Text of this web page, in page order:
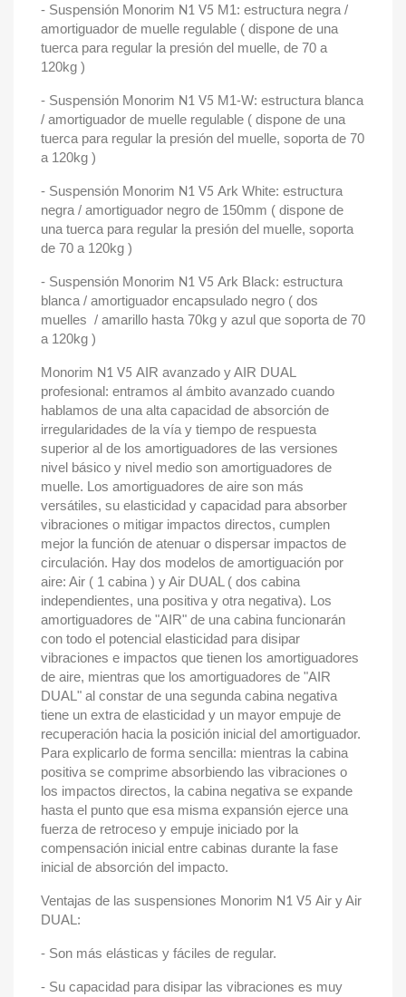
- Suspensión Monorim N1 V5 M1: estructura negra /
amortiguador de muelle regulable ( dispone de una
tuerca para regular la presión del muelle, de 70 a
120kg )
- Suspensión Monorim N1 V5 M1-W: estructura blanca
/ amortiguador de muelle regulable ( dispone de una
tuerca para regular la presión del muelle, soporta de 70
a 120kg )
- Suspensión Monorim N1 V5 Ark White: estructura
negra / amortiguador negro de 150mm ( dispone de
una tuerca para regular la presión del muelle, soporta
de 70 a 120kg )
- Suspensión Monorim N1 V5 Ark Black: estructura
blanca / amortiguador encapsulado negro ( dos
muelles / amarillo hasta 70kg y azul que soporta de 70
a 120kg )
Monorim N1 V5 AIR avanzado y AIR DUAL
profesional: entramos al ámbito avanzado cuando
hablamos de una alta capacidad de absorción de
irregularidades de la vía y tiempo de respuesta
superior al de los amortiguadores de las versiones
nivel básico y nivel medio son amortiguadores de
muelle. Los amortiguadores de aire son más
versátiles, su elasticidad y capacidad para absorber
vibraciones o mitigar impactos directos, cumplen
mejor la función de atenuar o dispersar impactos de
circulación. Hay dos modelos de amortiguación por
aire: Air ( 1 cabina ) y Air DUAL ( dos cabina
independientes, una positiva y otra negativa). Los
amortiguadores de "AIR" de una cabina funcionarán
con todo el potencial elasticidad para disipar
vibraciones e impactos que tienen los amortiguadores
de aire, mientras que los amortiguadores de "AIR
DUAL" al constar de una segunda cabina negativa
tiene un extra de elasticidad y un mayor empuje de
recuperación hacia la posición inicial del amortiguador.
Para explicarlo de forma sencilla: mientras la cabina
positiva se comprime absorbiendo las vibraciones o
los impactos directos, la cabina negativa se expande
hasta el punto que esa misma expansión ejerce una
fuerza de retroceso y empuje iniciado por la
compensación inicial entre cabinas durante la fase
inicial de absorción del impacto.
Ventajas de las suspensiones Monorim N1 V5 Air y Air
DUAL:
- Son más elásticas y fáciles de regular.
- Su capacidad para disipar las vibraciones es muy